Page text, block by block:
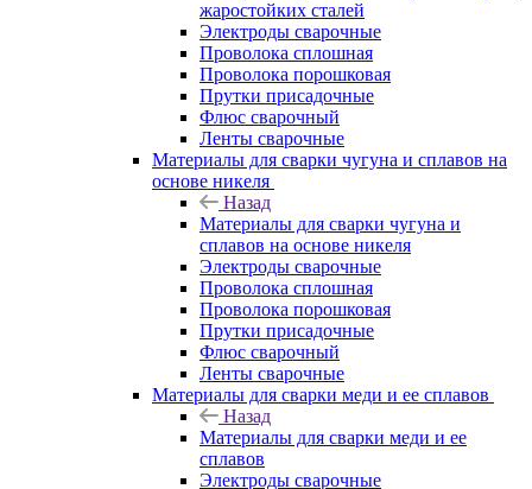
жаростойких сталей
Электроды сварочные
Проволока сплошная
Проволока порошковая
Прутки присадочные
Флюс сварочный
Ленты сварочные
Материалы для сварки чугуна и сплавов на
основе никеля
Назад
Материалы для сварки чугуна и
сплавов на основе никеля
Электроды сварочные
Проволока сплошная
Проволока порошковая
Прутки присадочные
Флюс сварочный
Ленты сварочные
Материалы для сварки меди и ее сплавов
Назад
Материалы для сварки меди и ее
сплавов
Электроды сварочные